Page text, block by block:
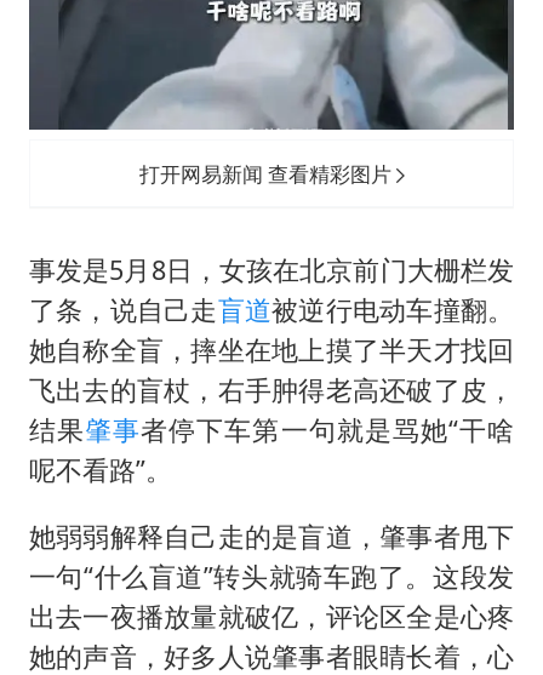
打开网易新闻 查看精彩图片
事发是5月8日，女孩在北京前门大栅栏发
了条，说自己走盲道被逆行电动车撞翻。
她自称全盲，摔坐在地上摸了半天才找回
飞出去的盲杖，右手肿得老高还破了皮，
结果肇事者停下车第一句就是骂她“干啥
呢不看路”。
她弱弱解释自己走的是盲道，肇事者甩下
一句“什么盲道”转头就骑车跑了。这段发
出去一夜播放量就破亿，评论区全是心疼
她的声音，好多人说肇事者眼睛长着，心